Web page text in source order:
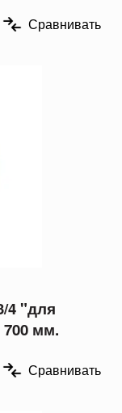
Сравнивать
4 "для
мм.
Сравнивать